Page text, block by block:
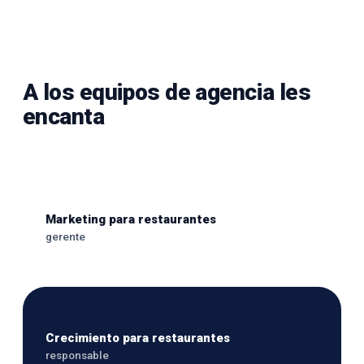
A los equipos de agencia les
encanta
Marketing para restaurantes
gerente
Crecimiento para restaurantes
responsable